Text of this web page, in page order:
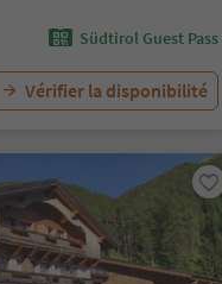
Südtirol Guest Pass
Vérifier la disponibilité